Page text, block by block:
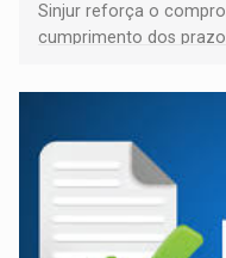
Sinjur reforça o
cumprimento dos